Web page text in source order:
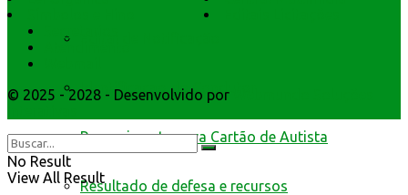
Identificacao do Condutor
Requerimento para Cartão de Autista
Resultado de defesa e recursos
Atendimento
© 2025 - 2028 - Desenvolvido por
No Result
View All Result